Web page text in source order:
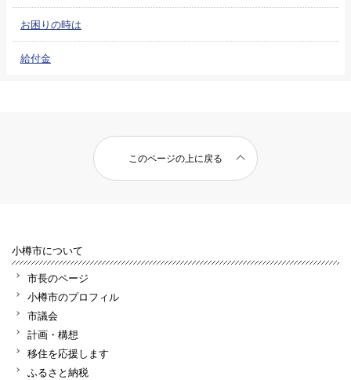
お困りの時は
給付金
このページの上に戻る
小樽市について
市長のページ
小樽市のプロフィル
市議会
計画・構想
移住を応援します
ふるさと納税